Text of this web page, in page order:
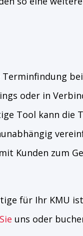
oder in
Tool kann die
Kunden zum
für Ihr KMU
uns oder